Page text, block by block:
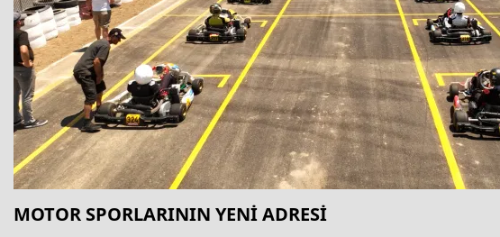
MOTOR SPORLARININ YENİ ADRESİ